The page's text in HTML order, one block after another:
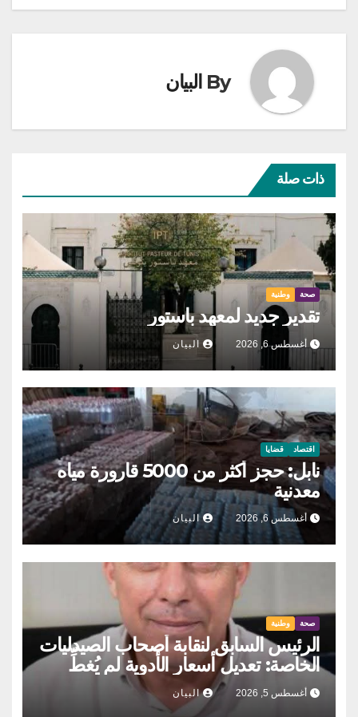
By البيان
ذات صلة
صحة وطنية
تقدير جديد لمعهد باستور
أغسطس 6, 2026 البيان
اقتصاد قضايا
نابل: حجز أكثر من 5000 قارورة مياه
معدنية
أغسطس 6, 2026 البيان
صحة وطنية
الرئيس السابق لنقابة أصحاب الصيدليات
الخاصة: تعديل أسعار الأدوية لم يُغطِّ
الكلفة التي تتكبّدها الصيدلية المركزية
أغسطس 5, 2026 البيان